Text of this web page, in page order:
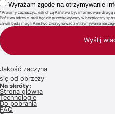
Wyrażam zgodę na otrzymywanie
*Prosimy zaznaczyć, jeśli chcą Państwo być informowani drogą
Państwa adres e-mail będzie przechowywany w bezpieczny
chwili będą mogli Państwo zrezygnować z otrzymywania
Wyślij
Jakość zaczyna
się od obrzeży
Na skróty:
Strona główna
Technologie
Do pobrania
FAQ